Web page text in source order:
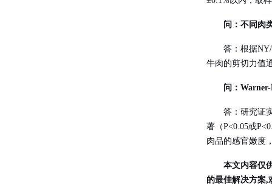
问：不同肉
答：根据
牛肉的剪切力值
问：
答：研究证
著（P<0.05或
肉品的感官嫩度
本文内容仅
的最佳解决方案,